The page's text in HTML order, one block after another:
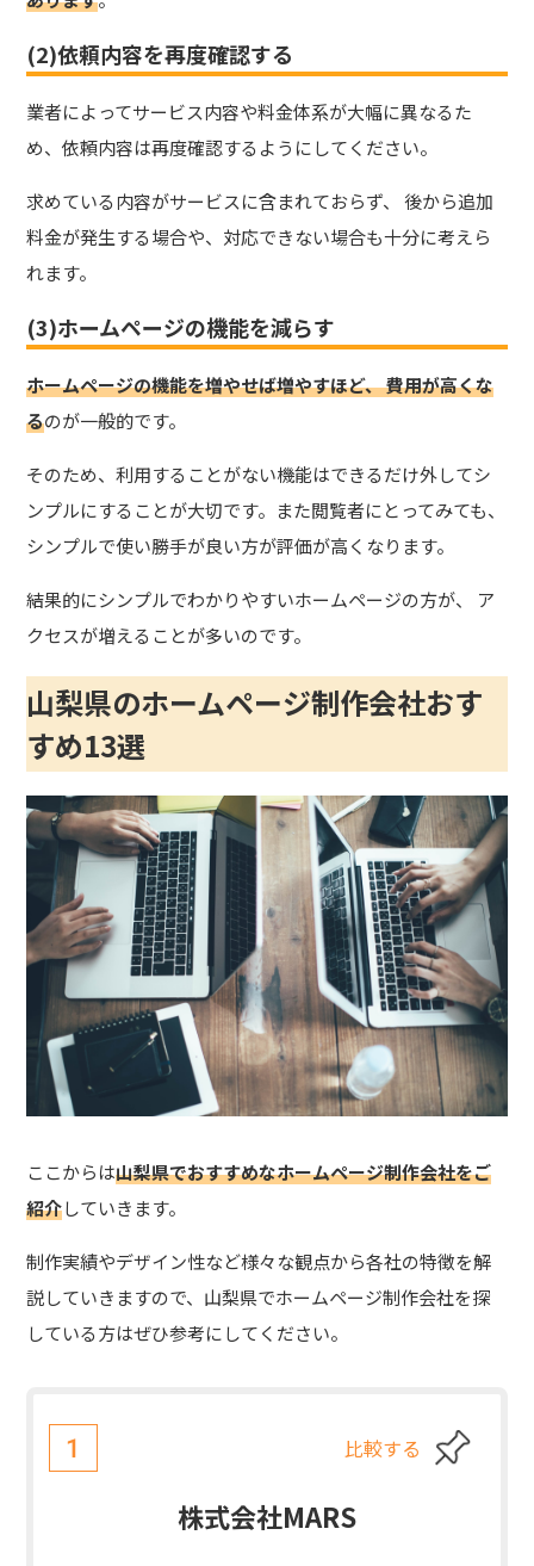
(2)依頼内容を再度確認する
業者によってサービス内容や料金体系が大幅に異なるた
め、依頼内容は再度確認するようにしてください。
求めている内容がサービスに含まれておらず、 後から追加
料金が発生する場合や、対応できない場合も十分に考えら
れます。
(3)ホームページの機能を減らす
ホームページの機能を増やせば増やすほど、 費用が高くな
るのが一般的です。
そのため、利用することがない機能はできるだけ外してシ
ンプルにすることが大切です。また閲覧者にとってみても、
シンプルで使い勝手が良い方が評価が高くなります。
結果的にシンプルでわかりやすいホームページの方が、 ア
クセスが増えることが多いのです。
山梨県のホームページ制作会社おす
すめ13選
ここからは山梨県でおすすめなホームページ制作会社をご
紹介していきます。
制作実績やデザイン性など様々な観点から各社の特徴を解
説していきますので、山梨県でホームページ制作会社を探
している方はぜひ参考にしてください。
1 比較する
株式会社MARS